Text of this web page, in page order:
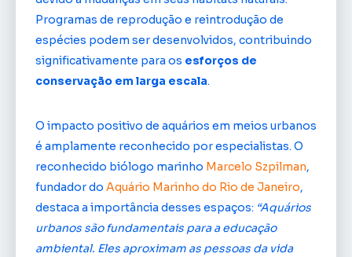
Programas de reprodução e reintrodução de
espécies podem ser desenvolvidos, contribuindo
significativamente para os esforços de
conservação em larga escala.
O impacto positivo de aquários em meios urbanos
é amplamente reconhecido por especialistas. O
reconhecido biólogo marinho Marcelo Szpilman,
fundador do Aquário Marinho do Rio de Janeiro,
destaca a importância desses espaços: “Aquários
urbanos são fundamentais para a educação
ambiental. Eles aproximam as pessoas da vida